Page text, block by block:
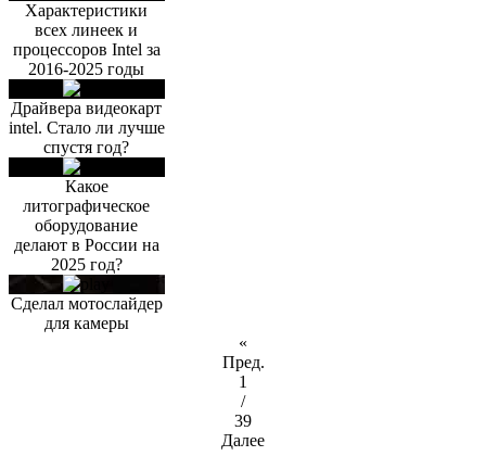
Характеристики
всех линеек и
процессоров Intel за
2016-2025 годы
Драйвера видеокарт
intel. Стало ли лучше
спустя год?
Какое
литографическое
оборудование
делают в России на
2025 год?
Сделал мотослайдер
для камеры
«
Пред.
1
/
39
Далее